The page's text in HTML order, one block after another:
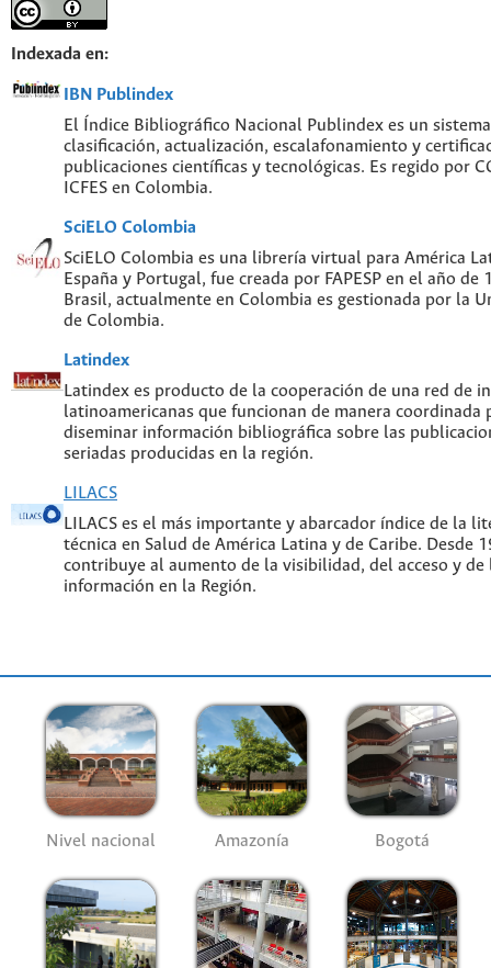
Indexada en:
IBN Publindex
El Índice Bibliográfico Nacional Publindex es un
clasificación, actualización, escalafonamiento y
publicaciones científicas y tecnológicas. Es regido por
ICFES en Colombia.
SciELO Colombia
SciELO Colombia es una librería virtual para América
España y Portugal, fue creada por FAPESP en el año de
Brasil, actualmente en Colombia es gestionada por la
de Colombia.
Latindex
Latindex es producto de la cooperación de una red de
latinoamericanas que funcionan de manera coordinada
diseminar información bibliográfica sobre las
seriadas producidas en la región.
LILACS
LILACS es el más importante y abarcador índice de la
técnica en Salud de América Latina y de Caribe. Desde
contribuye al aumento de la visibilidad, del acceso y de
información en la Región.
Nivel nacional Amazonía Bogotá